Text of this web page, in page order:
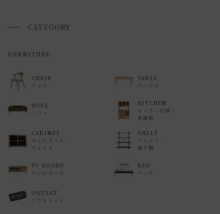
わせ下さい。
返品・交換について
ご覧ください。
CATEGORY
FURNITURE
CHAIR
チェア
TABLE
テーブル
SOFA
ソファ
KITCHEN
キッチン収納・
食器棚
CABINET
キャビネット・
チェスト
SHELF
シェルフ・
飾り棚
TV BOARD
テレビボード
BED
ベッド
OUTLET
アウトレット